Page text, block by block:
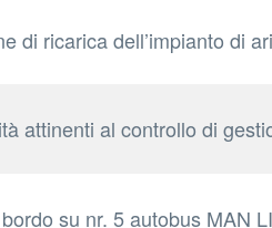
di ricarica dell’impianto di
attinenti al controllo di
su nr. 5 autobus MAN